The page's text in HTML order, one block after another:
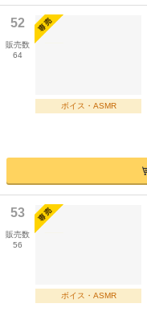
52
販売数
64
ボイス・ASMR
53
販売数
56
ボイス・ASMR